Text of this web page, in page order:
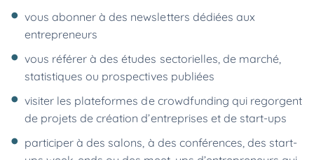
vous abonner à des newsletters dédiées aux
entrepreneurs
vous référer à des études sectorielles, de marché,
statistiques ou prospectives publiées
visiter les plateformes de crowdfunding qui regorgent
de projets de création d’entreprises et de start-ups
participer à des salons, à des conférences, des start-